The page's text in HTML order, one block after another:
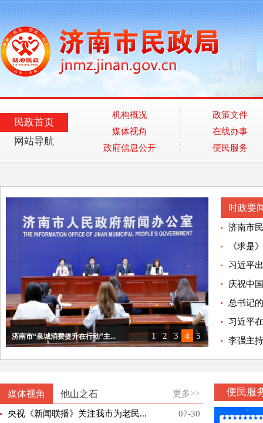
民政首页
网站导航
机构概况
媒体视角
政府信息公开
政策文件
在线办事
便民服务
济南市“泉城消费提升在行动”主...
1 2 3 4 5
时政要
济南市
《求是
习近平
庆祝中
总书记
习近平
李强主
媒体视角 他山之石
央视《新闻联播》关注我市为老民...
07-30
更多>> 便民服